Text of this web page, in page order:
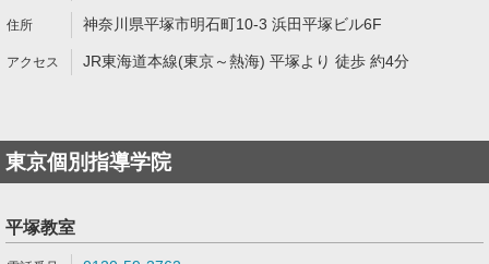
神奈川県平塚市明石町10-3 浜田平塚ビル6F
JR東海道本線(東京～熱海) 平塚より 徒歩 約4分
東京個別指導学院
平塚教室